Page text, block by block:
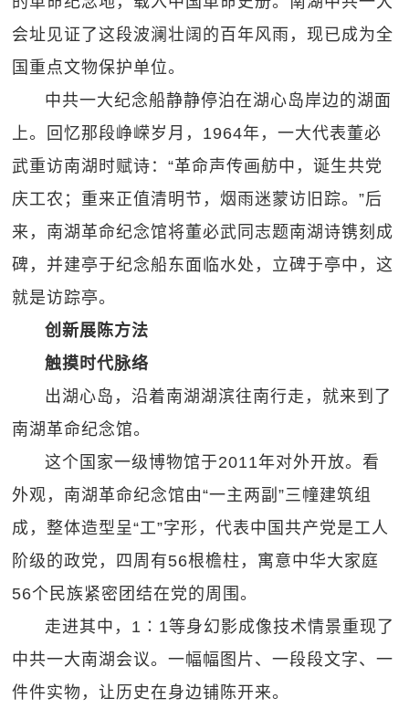
会址见证了这段波澜壮阔的百年风雨，现已成为全
国重点文物保护单位。
中共一大纪念船静静停泊在湖心岛岸边的湖面
上。回忆那段峥嵘岁月，1964年，一大代表董必
武重访南湖时赋诗：“革命声传画舫中，诞生共党
庆工农；重来正值清明节，烟雨迷蒙访旧踪。”后
来，南湖革命纪念馆将董必武同志题南湖诗镌刻成
碑，并建亭于纪念船东面临水处，立碑于亭中，这
就是访踪亭。
创新展陈方法
触摸时代脉络
出湖心岛，沿着南湖湖滨往南行走，就来到了
南湖革命纪念馆。
这个国家一级博物馆于2011年对外开放。看
外观，南湖革命纪念馆由“一主两副”三幢建筑组
成，整体造型呈“工”字形，代表中国共产党是工人
阶级的政党，四周有56根檐柱，寓意中华大家庭
56个民族紧密团结在党的周围。
走进其中，1∶1等身幻影成像技术情景重现了
中共一大南湖会议。一幅幅图片、一段段文字、一
件件实物，让历史在身边铺陈开来。